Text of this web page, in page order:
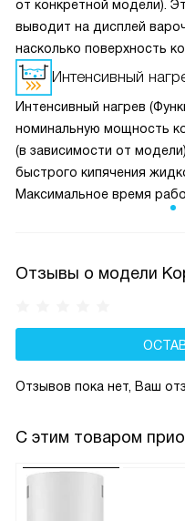
от конкретной модели).
выводит на дисплей
насколько поверхность
«H» означает очень
ниже. Но, тем не менее,
Интенсивный
Интенсивный нагрев
номинальную мощность
(в зависимости от
быстрого кипячения
Максимальное время
Отзывы о модели
Отзывов пока нет, Ваш
С этим товаром